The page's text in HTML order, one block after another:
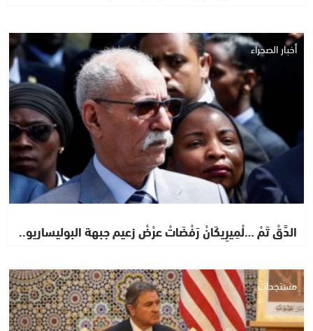
أخبار الصحراء
الدَّقْ تَمْ …لْمِيرِيكَانْ رَفْضَاتْ عرْضْ زعيم جبهة البوليساريو..
مستجدات